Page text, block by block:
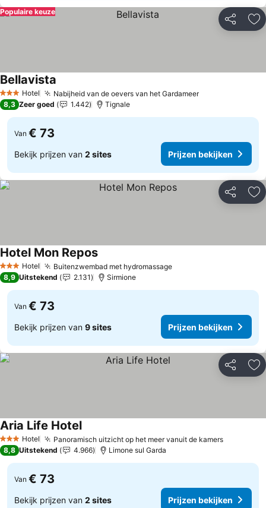
Delen
Populaire keuze
3 SterrenHotel Nabijheid van de oevers van het Gardameer
Bellavista
8,3 Zeer goed 1.442 Tignale
Van € 73
Bekijk prijzen van 2 sites Prijzen bekijken
Delen
3 SterrenHotel Buitenzwembad met hydromassage
Hotel Mon Repos
8,9 Uitstekend 2.131 Sirmione
Van € 73
Bekijk prijzen van 9 sites Prijzen bekijken
Delen
3 SterrenHotel Panoramisch uitzicht op het meer vanuit de kamers
Aria Life Hotel
8,8 Uitstekend 4.966 Limone sul Garda
Van € 73
Bekijk prijzen van 2 sites Prijzen bekijken